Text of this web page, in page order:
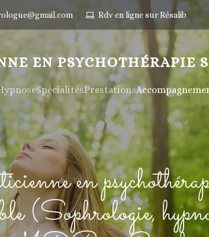
Rdv en ligne sur Résalib
EN PSYCHOTHÉRAPIE
SpécialitésPrestations
en
(Sophrologie,